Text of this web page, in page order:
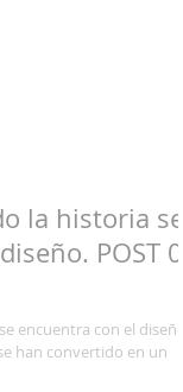
la historia se
POST 03
encuentra con el diseño
han convertido en un